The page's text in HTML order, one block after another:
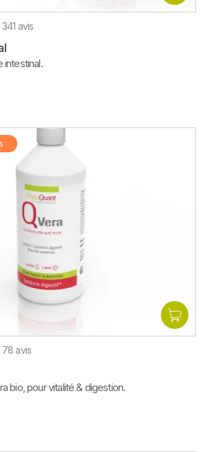
341 avis
intestinal.
78 avis
bio, pour vitalité & digestion.